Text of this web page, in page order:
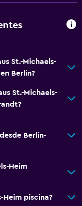
St.-Michaels-
Berlín?
St.-Michaels-
Berlín-
Heim
Heim piscina?